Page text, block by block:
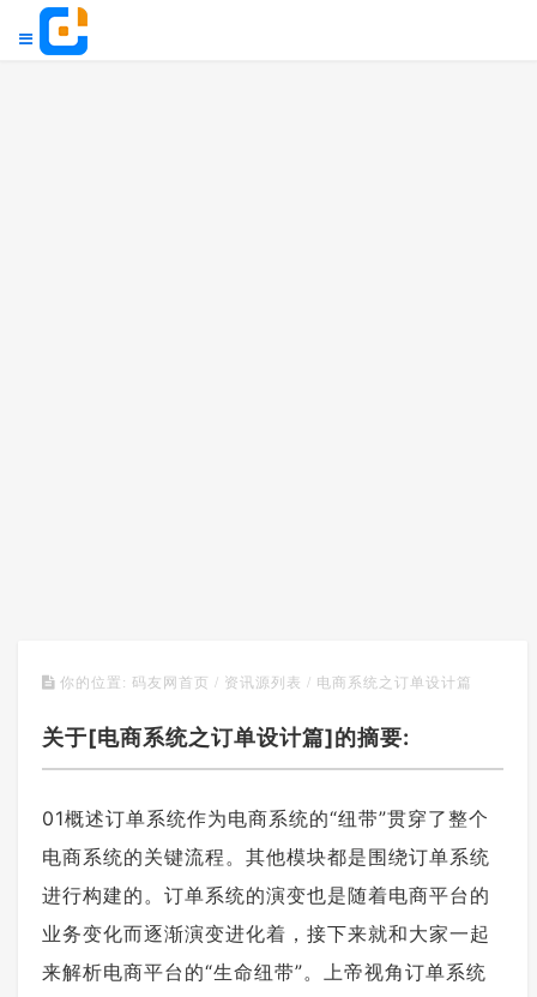
你的位置: 码友网首页 / 资讯源列表 / 电商系统之订单设计篇
关于[电商系统之订单设计篇]的摘要:
01概述订单系统作为电商系统的“纽带”贯穿了整个
电商系统的关键流程。其他模块都是围绕订单系统
进行构建的。订单系统的演变也是随着电商平台的
业务变化而逐渐演变进化着，接下来就和大家一起
来解析电商平台的“生命纽带”。上帝视角订单系统